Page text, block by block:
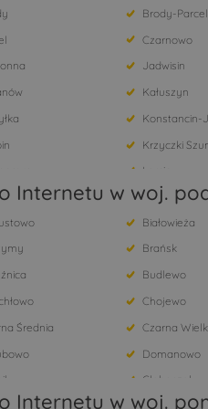
Brody-
Czarnowo
Jadwisin
Kałuszyn
Konstancin-
Krzyczki
Lorcin
Łomianki
Nowa Wieś
Olszewnica
Pogorzelec
Psucin
Słupno
Orzechowo Topolina
Polski Wójtostwo
Internetu w woj.
Białowieża
Brańsk
Budlewo
Chojewo
Średnia Czarna
Domanowo
Głęboczek
Grudki
Internetu w woj.